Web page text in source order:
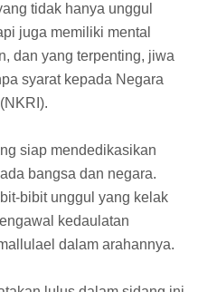
tidak hanya unggul
juga memiliki mental
dan yang terpenting, jiwa
syarat kepada Negara
siap mendedikasikan
bangsa dan negara.
bibit unggul yang kelak
kedaulatan
dalam arahannya.